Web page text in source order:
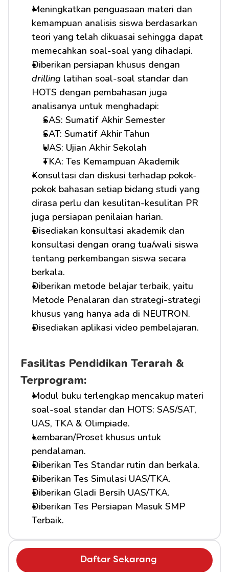
Daftar Sekarang
Meningkatkan penguasaan materi dan
kemampuan analisis siswa berdasarkan
teori yang telah dikuasai sehingga dapat
memecahkan soal-soal yang dihadapi.
drilling latihan soal-soal standar dan
HOTS dengan pembahasan juga
analisanya untuk menghadapi:
SAS: Sumatif Akhir Semester
SAT: Sumatif Akhir Tahun
UAS: Ujian Akhir Sekolah
TKA: Tes Kemampuan Akademik
Konsultasi dan diskusi terhadap pokok-
pokok bahasan setiap bidang studi yang
dirasa perlu dan kesulitan-kesulitan PR
juga persiapan penilaian harian.
Disediakan konsultasi akademik dan
konsultasi dengan orang tua/wali siswa
tentang perkembangan siswa secara
berkala.
Diberikan metode belajar terbaik, yaitu
Metode Penalaran dan strategi-strategi
khusus yang hanya ada di NEUTRON.
Disediakan aplikasi video pembelajaran.
Fasilitas Pendidikan Terarah &
Terprogram:
Modul buku terlengkap mencakup materi
soal-soal standar dan HOTS: SAS/SAT,
UAS, TKA & Olimpiade.
Lembaran/Proset khusus untuk
pendalaman.
Diberikan Tes Standar rutin dan berkala.
Diberikan Tes Simulasi UAS/TKA.
Diberikan Gladi Bersih UAS/TKA.
Diberikan Tes Persiapan Masuk SMP
Terbaik.